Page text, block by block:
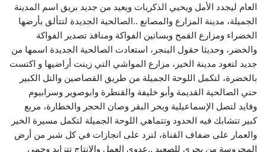
العام ليجدد الأمل ويحيي الذكريات ويعيد من جديد بريق اسم المدينة
الجميلة، مدينة المزارع والمصانع ..الصالحية الجديدة لتتألق بأرضها
الخضراء ومزارع القمح وبساتين الفواكة ومنافذ تصدير الفواكة
والخضر، وحديثا حقول البنجر، استعادت الصالحية الجديدة اسمها من
جديد لتعود مدينة الخير، مزارع المواشي التي زينت أراضيها و اكتست
بالخضرة، لتكمل اللوحة الجميلة من طريق القصاصين والتل الكبير
حتي الصالحية القديمة وأبو خليفة والقنطرة وابوصوير وسرابيوم
وفايد لتصل الإسماعيلية وبحر البقر وصان الحجر والخطارة، مربع
كبير تتشابك فيه الحدود وتتماهي اللوحة الجميلة لتكمل مسيرة الخير
والعمار على ضفاف القناة، لترد على انجازات في كل شبر من أرض
المحروسة من بحري للصعيد ..عدوي العمل والإنتاج تتزايد وحمي